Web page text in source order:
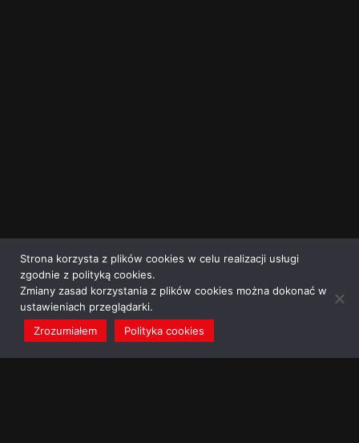
Strona korzysta z plików cookies w celu realizacji usługi
zgodnie z polityką cookies.
Zmiany zasad korzystania z plików cookies można dokonać w
ustawieniach przeglądarki.
Zrozumiałem
Polityka cookies